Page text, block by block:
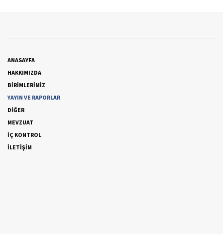
ANASAYFA
HAKKIMIZDA
BİRİMLERİMİZ
YAYIN VE RAPORLAR
DİĞER
MEVZUAT
İÇ KONTROL
İLETİŞİM